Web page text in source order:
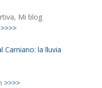
Mi blog
>>>>
Carniano: la lluvia
>>>>